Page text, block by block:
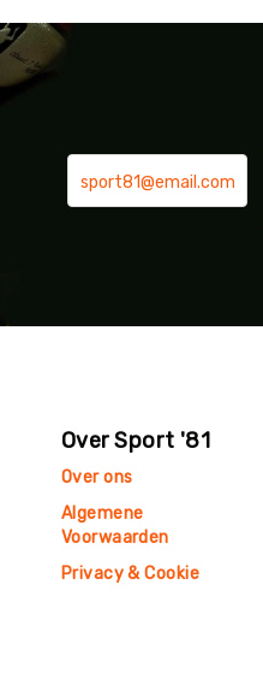
Over Sport '81
Over ons
Algemene
Voorwaarden
Privacy & Cookie